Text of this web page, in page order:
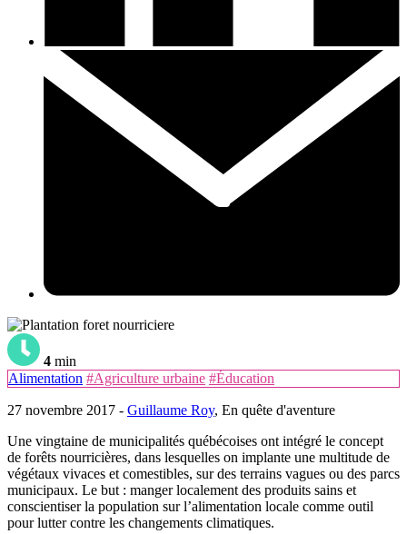
4 min
Alimentation #Agriculture urbaine #Éducation
27 novembre 2017 - Guillaume Roy, En quête d'aventure
Une vingtaine de municipalités québécoises ont intégré le concept
de forêts nourricières, dans lesquelles on implante une multitude de
végétaux vivaces et comestibles, sur des terrains vagues ou des parcs
municipaux. Le but : manger localement des produits sains et
conscientiser la population sur l’alimentation locale comme outil
pour lutter contre les changements climatiques.